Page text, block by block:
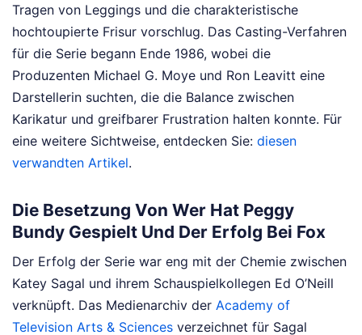
Tragen von Leggings und die charakteristische
hochtoupierte Frisur vorschlug. Das Casting-Verfahren
für die Serie begann Ende 1986, wobei die
Produzenten Michael G. Moye und Ron Leavitt eine
Darstellerin suchten, die die Balance zwischen
Karikatur und greifbarer Frustration halten konnte. Für
eine weitere Sichtweise, entdecken Sie: diesen
verwandten Artikel.
Die Besetzung Von Wer Hat Peggy
Bundy Gespielt Und Der Erfolg Bei Fox
Der Erfolg der Serie war eng mit der Chemie zwischen
Katey Sagal und ihrem Schauspielkollegen Ed O’Neill
verknüpft. Das Medienarchiv der Academy of
Television Arts & Sciences verzeichnet für Sagal